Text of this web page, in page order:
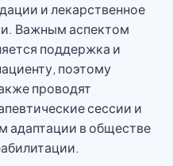
и лекарственное
Важным аспектом
поддержка и
поэтому
проводят
сессии и
адаптации в обществе